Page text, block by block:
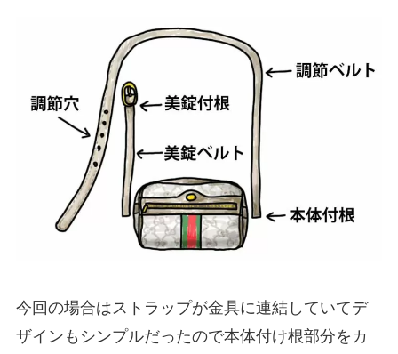
今回の場合はストラップが金具に連結していてデ
ザインもシンプルだったので本体付け根部分をカ